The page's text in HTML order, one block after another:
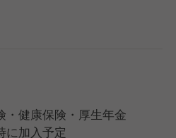
・健康保険・厚生年金
に加入予定